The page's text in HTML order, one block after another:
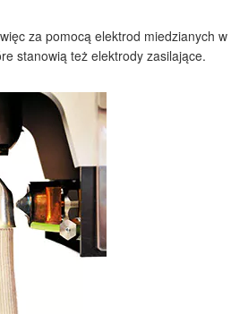
za pomocą elektrod miedzianych w
stanowią też elektrody zasilające.